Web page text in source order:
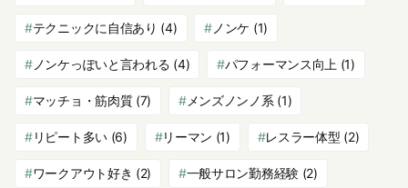
テクニックに自信あり (4) ノンケ (1)
ノンケっぽいと言われる (4) パフォーマンス向上 (1)
マッチョ・筋肉質(7) メンズノンノ系 (1)
リピート多い(6) リーマン (1) レスラー体型 (2)
ワークアウト好き (2) 一般サロン勤務経験(2)